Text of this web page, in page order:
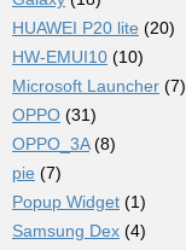
HUAWEI P20 lite (20)
HW-EMUI10 (10)
Microsoft Launcher (7)
OPPO (31)
OPPO_3A(8)
pie (7)
Popup Widget (1)
Samsung Dex (4)